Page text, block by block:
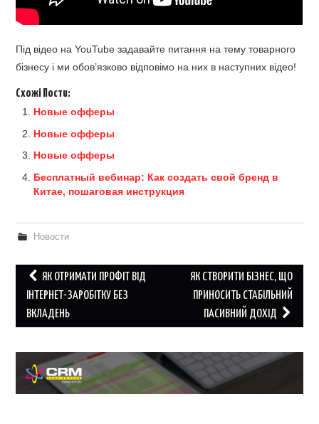
Під відео на YouTube задавайте питання на тему товарного
бізнесу і ми обов’язково відповімо на них в наступних відео!
Схожі Пости:
Новые офферы
Новые офферы
Новые офферы
Бесплатный вебинар: Как создать свой бренд в
Китае, пошаговая инструкция
Новости
Post
navigation
ЯК ОТРИМАТИ ПРОФІТ ВІД
ІНТЕРНЕТ-ЗАРОБІТКУ БЕЗ
ВКЛАДЕНЬ
ЯК СТВОРИТИ БІЗНЕС, ЩО
ПРИНОСИТЬ СТАБІЛЬНИЙ
ПАСИВНИЙ ДОХІД